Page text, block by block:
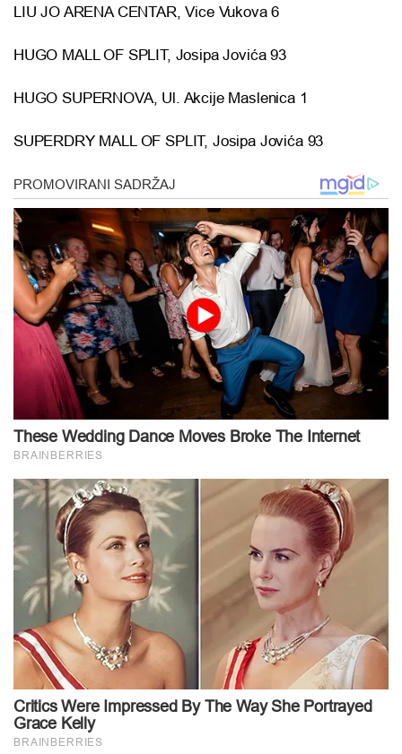
LIU JO ARENA CENTAR, Vice Vukova 6
HUGO MALL OF SPLIT, Josipa Jovića 93
HUGO SUPERNOVA, Ul. Akcije Maslenica 1
SUPERDRY MALL OF SPLIT, Josipa Jovića 93